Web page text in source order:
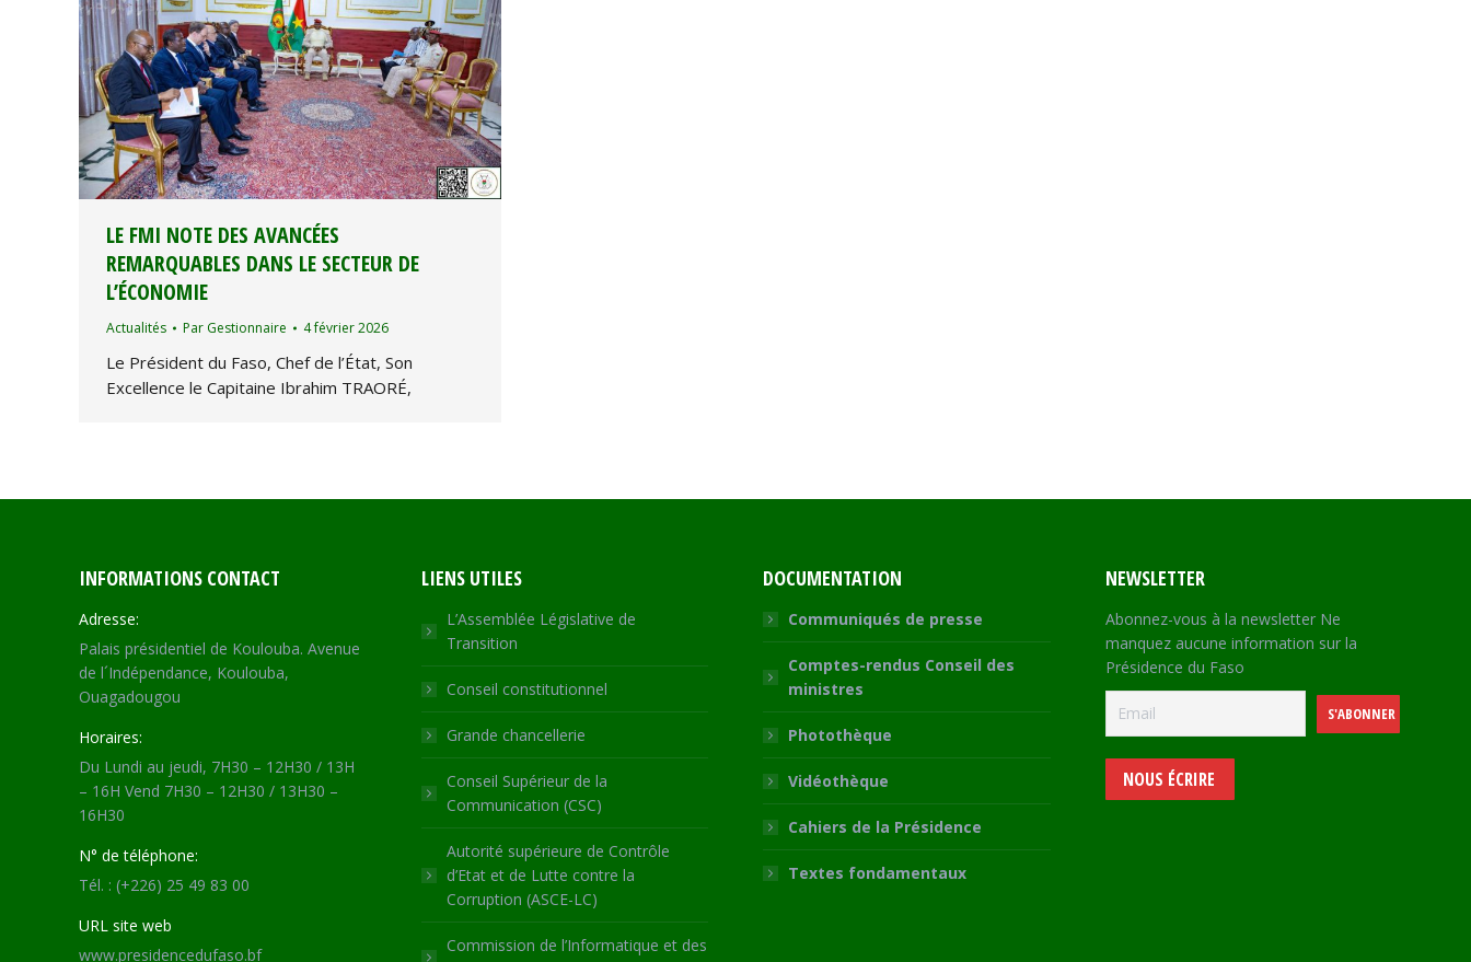
LE FMI NOTE DES AVANCÉES
REMARQUABLES DANS LE SECTEUR DE
L’ÉCONOMIE
Actualités Par Gestionnaire 4 février 2026
Le Président du Faso, Chef de l’État, Son
Excellence le Capitaine Ibrahim TRAORÉ,
INFORMATIONS CONTACT
Adresse:
Palais présidentiel de Koulouba. Avenue
de l´Indépendance, Koulouba,
Ouagadougou
Horaires:
Du Lundi au jeudi, 7H30 – 12H30 / 13H
– 16H Vend 7H30 – 12H30 / 13H30 –
16H30
N° de téléphone:
Tél. : (+226) 25 49 83 00
URL site web
www.presidencedufaso.bf
LIENS UTILES
L’Assemblée Législative de
Transition
Conseil constitutionnel
Grande chancellerie
Conseil Supérieur de la
Communication (CSC)
Autorité supérieure de Contrôle
d’Etat et de Lutte contre la
Corruption (ASCE-LC)
Commission de l’Informatique et des
DOCUMENTATION
Communiqués de presse
Comptes-rendus Conseil des
ministres
Photothèque
Vidéothèque
Cahiers de la Présidence
Textes fondamentaux
NEWSLETTER
Abonnez-vous à la newsletter Ne
manquez aucune information sur la
Présidence du Faso
NOUS ÉCRIRE